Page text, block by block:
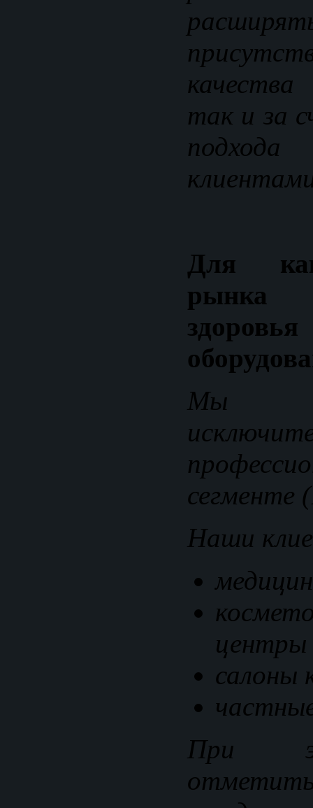
так и за
Для
Мы
сегменте
Наши
центры
салоны
При